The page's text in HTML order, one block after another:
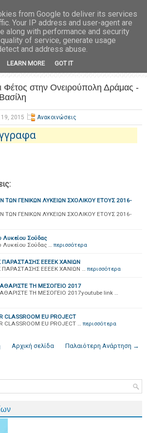
Φέτος στην Ονειρούπολη Δράμας -
2015 Ανακοινώσεις
ΓΕΝΙΚΩΝ ΛΥΚΕΙΩΝ ΣΧΟΛΙΚΟΥ ΕΤΟΥΣ 2016-
ΓΕΝΙΚΩΝ ΛΥΚΕΙΩΝ ΣΧΟΛΙΚΟΥ ΕΤΟΥΣ 2016-
Λυκείου Σούδας
Λυκείου Σούδας … περισσότερα
ΕΕΕΕΚ ΧΑΝΙΩΝ
ΕΕΕΕΚ ΧΑΝΙΩΝ … περισσότερα
ΤΗ ΜΕΣΟΓΕΙΟ 2017
ΤΗ ΜΕΣΟΓΕΙΟ 2017youtube link …
EU PROJECT
EU PROJECT … περισσότερα
Παλαιότερη Ανάρτηση →
Αρχική σελίδα
from Google to deliver its services
Your IP address and user-agent are
along with performance and security
of service, generate usage
and address abuse.
LEARN MORE GOT IT